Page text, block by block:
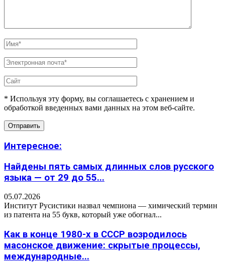
* Используя эту форму, вы соглашаетесь с хранением и
обработкой введенных вами данных на этом веб-сайте.
Интересное:
Найдены пять самых длинных слов русского
языка — от 29 до 55...
05.07.2026
Институт Русистики назвал чемпиона — химический термин
из патента на 55 букв, который уже обогнал...
Как в конце 1980-х в СССР возродилось
масонское движение: скрытые процессы,
международные...